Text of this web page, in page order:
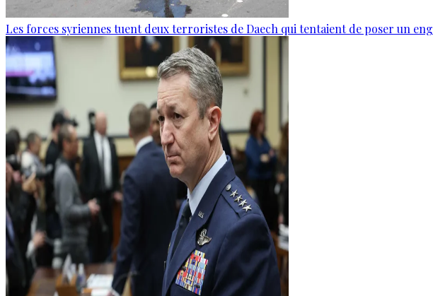
Les forces syriennes tuent deux terroristes de Daech qui tentaient de poser un